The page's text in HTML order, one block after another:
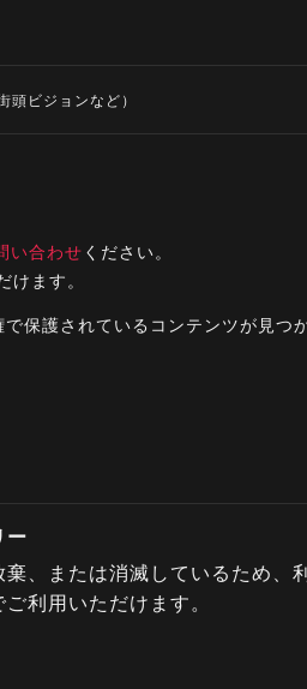
街頭ビジョンなど）
い合わせ ください。
ます。
保護されているコンテンツが見
ー
棄、または消滅しているため、
利用いただけます。